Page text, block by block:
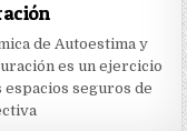
de Autoestima y
es un ejercicio
espacios seguros de